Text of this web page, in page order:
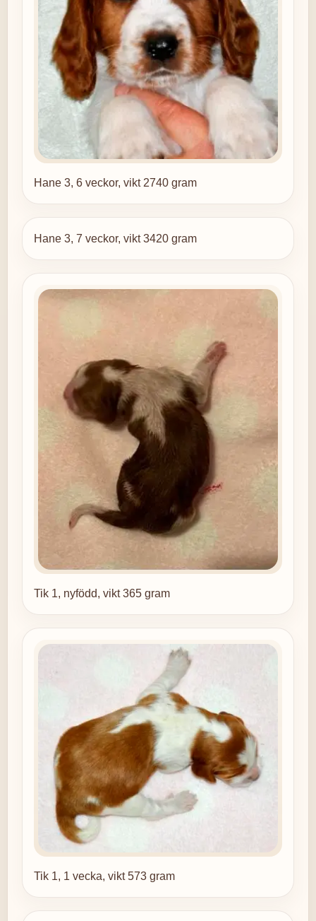
Hane 3, 6 veckor, vikt 2740 gram
Hane 3, 7 veckor, vikt 3420 gram
Tik 1, nyfödd, vikt 365 gram
Tik 1, 1 vecka, vikt 573 gram